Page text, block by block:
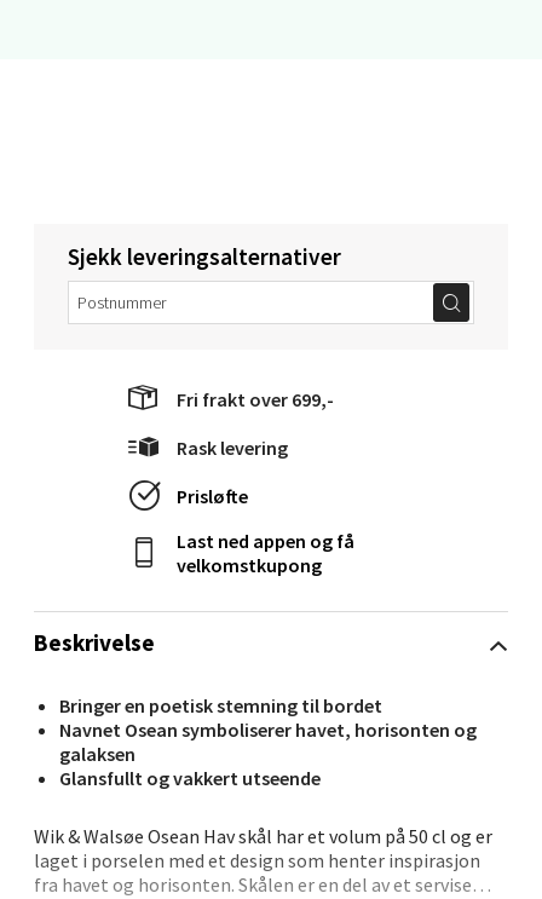
Beskrivelse
Bringer en poetisk stemning til bordet
Navnet Osean symboliserer havet, horisonten og
galaksen
Glansfullt og vakkert utseende
Wik & Walsøe Osean Hav skål har et volum på 50 cl og er
laget i porselen med et design som henter inspirasjon
fra havet og horisonten. Skålen er en del av et servise
Sjekk leveringsalternativer
Fri frakt over 699,-
Rask levering
Prisløfte
Last ned appen og få
velkomstkupong
Molde - Moldetorget
Torget 1, 6413 Molde
Åpent i dag 10-18
Narvik - Thon Senter Malmporten
Åpent i dag 10-18
Velg
Bergen - Oasen Senter